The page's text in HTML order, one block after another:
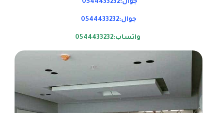
جوال:0544433232
جوال:0544433232
واتساب:0544433232